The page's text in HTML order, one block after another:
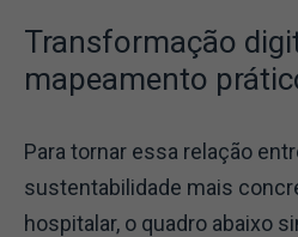
Transformação
mapeamento
Para tornar essa relação
sustentabilidade mais
hospitalar, o quadro abaixo